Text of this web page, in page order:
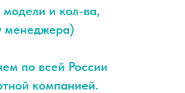
модели и кол-ва,
менеджера)
по всей России
компанией.